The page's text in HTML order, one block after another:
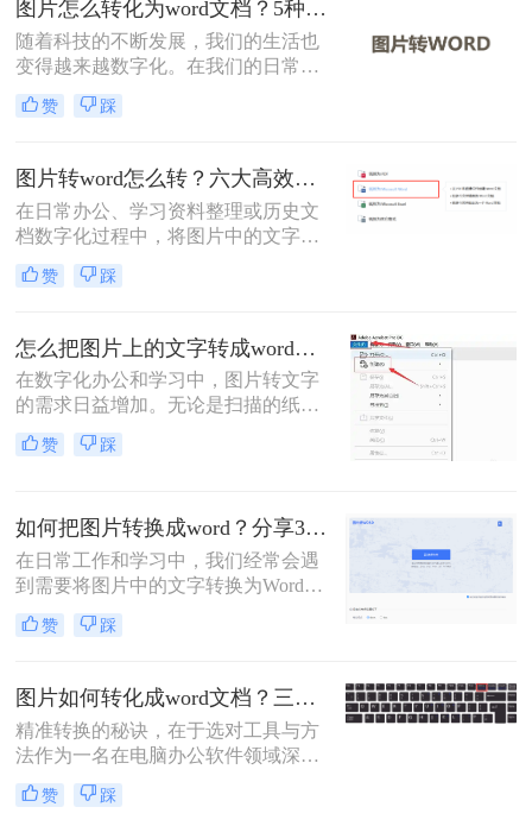
文档呢？本文将介绍几种常用的方法
来实现图片到Word文档的转换。
图片怎么转化为word文档？5种实用方法详解！
随着科技的不断发展，我们的生活也
变得越来越数字化。在我们的日常生
活中，我们经常需要将图片转换成
Word文档。然而，这种转换可能需要
们将介绍图片怎么转化为word文档。
赞 踩
图片转word怎么转？六大高效转换方法指南！
在日常办公、学习资料整理或历史文
档数字化过程中，将图片中的文字精
准转换为可编辑的Word文档是高频需
求。那么图片转word怎么转呢？本文
各场景下的最佳选择，助你彻底摆脱
手动输入的繁琐。
赞 踩
怎么把图片上的文字转成word文档？5种常用高效方法详解！
在数字化办公和学习中，图片转文字
的需求日益增加。无论是扫描的纸质
文档、手机拍摄的笔记，还是网络图
片中的文本，将图片中的文字提取并
成word文档呢？本文将详细介绍五种
常用且高效的方法，帮助您快速选择
最适合的方案。
赞 踩
如何把图片转换成word？分享3种转换方法！
在日常工作和学习中，我们经常会遇
到需要将图片中的文字转换为Word文
档的情况。无论是为了编辑、修改还
是保存为可搜索的文本格式，将图片
能。那么如何把图片转换成word呢？
本文将介绍三种将图片转换成Word的
方法。
赞 踩
图片如何转化成word文档？三招精准转换，职场效率翻倍！
精准转换的秘诀，在于选对工具与方
法作为一名在电脑办公软件领域深耕
多年的测评博主，小编每天都会收到
大量读者的咨询：“如何把图片里的
赞 踩